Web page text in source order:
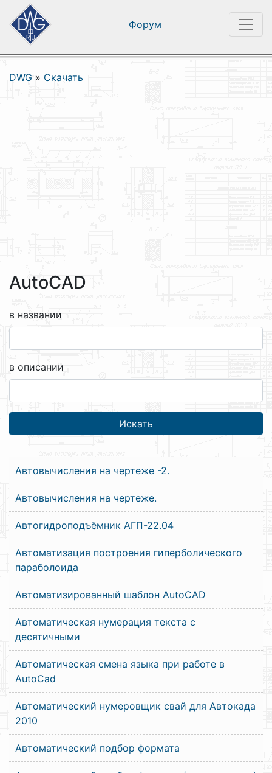
Форум
DWG » Скачать
AutoCAD
в названии
в описании
Автовычисления на чертеже -2.
Автовычисления на чертеже.
Автогидроподъёмник АГП-22.04
Автоматизация построения гиперболического
параболоида
Автоматизированный шаблон AutoCAD
Автоматическая нумерация текста с
десятичными
Автоматическая смена языка при работе в
AutoCad
Автоматический нумеровщик свай для Автокада
2010
Автоматический подбор формата